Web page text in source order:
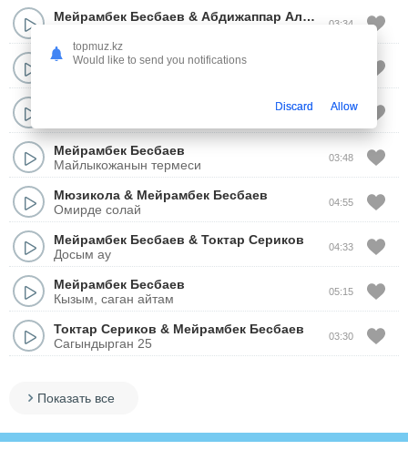
Мейрамбек Бесбаев & Абдижаппар Алкожа
03:34
Мейрамбек Бесбаев
04:55
Мейрамбек Бесбаев
Майлыкожанын термеси
03:48
Мюзикола & Мейрамбек Бесбаев
Омирде солай
04:55
Мейрамбек Бесбаев & Токтар Сериков
Досым ау
04:33
Мейрамбек Бесбаев
Кызым, саган айтам
05:15
Токтар Сериков & Мейрамбек Бесбаев
Сагындырган 25
03:30
Показать все
topmuz.kz
Would like to send you notifications
Discard Allow